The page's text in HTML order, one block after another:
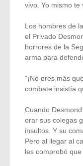
vivo. Yo mismo te
Los hombres de
el Privado
horrores de la
arma para
"¡No eres más
combate insistía
Cuando
orar sus colegas
insultos. Y su
Pero al llegar al
les comprobó